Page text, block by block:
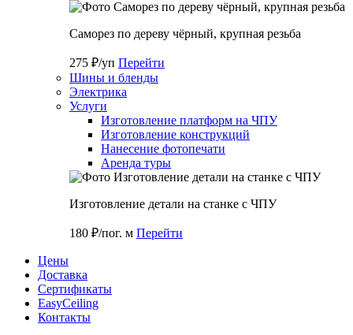
Саморез по дереву чёрный, крупная резьба
275 ₽/уп Перейти
Шины и бленды
Электрика
Услуги
Изготовление платформ на ЧПУ
Изготовление конструкций
Нанесение фотопечати
Аренда туры
Изготовление детали на станке с ЧПУ
180 ₽/пог. м Перейти
Цены
Доставка
Cертификаты
EasyCeiling
Контакты